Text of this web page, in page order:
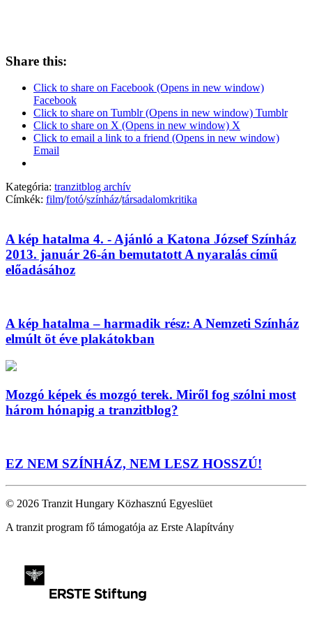
Share this:
Click to share on Facebook (Opens in new window)
Facebook
Click to share on Tumblr (Opens in new window) Tumblr
Click to share on X (Opens in new window) X
Click to email a link to a friend (Opens in new window)
Email
Kategória: tranzitblog archív
Címkék: film/fotó/színház/társadalomkritika
A kép hatalma 4. - Ajánló a Katona József Színház
2013. január 26-án bemutatott A nyaralás című
előadásához
A kép hatalma – harmadik rész: A Nemzeti Színház
elmúlt öt éve plakátokban
Mozgó képek és mozgó terek. Miről fog szólni most
három hónapig a tranzitblog?
EZ NEM SZÍNHÁZ, NEM LESZ HOSSZÚ!
© 2026 Tranzit Hungary Közhasznú Egyeslüet
A tranzit program fő támogatója az Erste Alapítvány